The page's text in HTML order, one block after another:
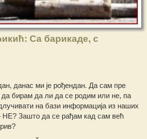
Са барикаде, с
данас ми је рођендан. Да сам пре
да бирам да ли да се родим или не, па
на бази информација из наших
НЕ? Зашто да се рађам кад сам већ